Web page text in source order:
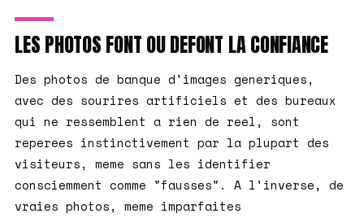
LES PHOTOS FONT OU DEFONT LA CONFIANCE
Des photos de banque d'images generiques,
avec des sourires artificiels et des bureaux
qui ne ressemblent a rien de reel, sont
reperees instinctivement par la plupart des
visiteurs, meme sans les identifier
consciemment comme "fausses". A l'inverse, de
vraies photos, meme imparfaites